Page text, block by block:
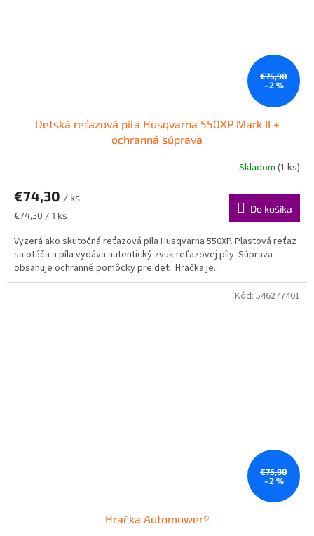
€75,90
–2 %
Detská reťazová píla Husqvarna 550XP Mark II +
ochranná súprava
produktu
je
5,0
z
5
hviezdičiek.
Skladom(1 ks)
€74,30 / ks
Jednotková
€74,30 / 1 ks
Do košíka
Vyzerá ako skutočná reťazová píla Husqvarna 550XP. Plastová reťaz
sa otáča a píla vydáva autentický zvuk reťazovej píly. Súprava
obsahuje ochranné pomôcky pre deti. Hračka je...
€75,90
–2 %
Hračka Automower®
Kód: 546277401